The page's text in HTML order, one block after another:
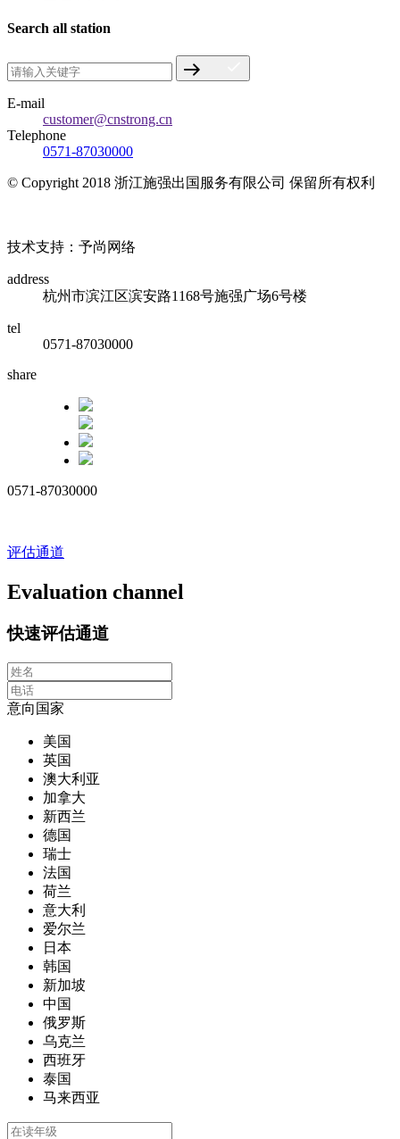
Search all station
E-mail
customer@cnstrong.cn
Telephone
0571-87030000
© Copyright 2018 浙江施强出国服务有限公司 保留所有权利
技术支持：予尚网络
address
杭州市滨江区滨安路1168号施强广场6号楼
tel
0571-87030000
share
0571-87030000
评估通道
Evaluation channel
快速评估通道
意向国家
美国
英国
澳大利亚
加拿大
新西兰
德国
瑞士
法国
荷兰
意大利
爱尔兰
日本
韩国
新加坡
中国
俄罗斯
乌克兰
西班牙
泰国
马来西亚